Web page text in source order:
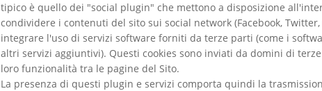
tipico è quello dei "social plugin" che mettono a disposizione
condividere i contenuti del sito sui social network (Facebook,
integrare l'uso di servizi software forniti da terze parti (come i
altri servizi aggiuntivi). Questi cookies sono inviati da domini di
loro funzionalità tra le pagine del Sito.
La presenza di questi plugin e servizi comporta quindi la